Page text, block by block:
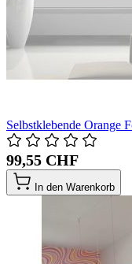
Selbstklebende Orange
99,55 CHF
In den Warenkorb